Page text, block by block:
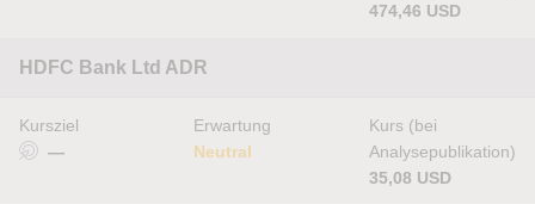
474,46 USD
HDFC Bank Ltd ADR
Kursziel
—
Erwartung
Neutral
Kurs (bei
Analysepublikation)
35,08 USD